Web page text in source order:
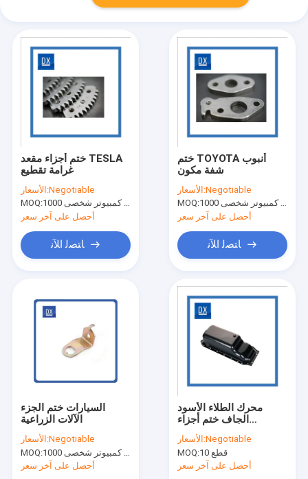
ختم أجزاء مقعد TESLA
غرامة تقطيع
الأسعار:Negotiable
MOQ:
جهاز كمبيوتر شخصى 1000
أحصل على آخر سعر
ﺎﺘﺼﻟ ﺍﻶﻧ
ختم TOYOTA أنبوب
شفة مكون
الأسعار:Negotiable
MOQ:
جهاز كمبيوتر شخصى 1000
أحصل على آخر سعر
ﺎﺘﺼﻟ ﺍﻶﻧ
السيارات ختم الجزء
الآلات الزراعية
الأسعار:Negotiable
MOQ:
جهاز كمبيوتر شخصى 1000
أحصل على آخر سعر
محرك الطلاء الأسود
الجاف ختم أجزاء
السيارات المعدنية
الأسعار:Negotiable
MOQ:
10 قطع
أحصل على آخر سعر